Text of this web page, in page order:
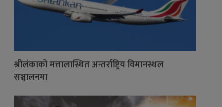
श्रीलंकाको मत्तालास्थित अन्तर्राष्ट्रिय विमानस्थल
सञ्चालनमा